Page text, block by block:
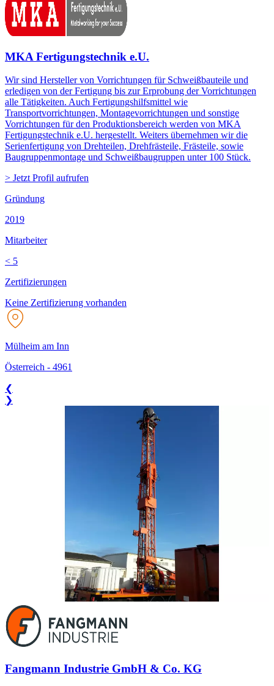
MKA Fertigungstechnik e.U.
Wir sind Hersteller von Vorrichtungen für Schweißbauteile und
erledigen von der Fertigung bis zur Erprobung der Vorrichtungen
alle Tätigkeiten. Auch Fertigungshilfsmittel wie
Transportvorrichtungen, Montagevorrichtungen und sonstige
Vorrichtungen für den Produktionsbereich werden von MKA
Fertigungstechnik e.U. hergestellt. Weiters übernehmen wir die
Serienfertigung von Drehteilen, Drehfrästeile, Frästeile, sowie
Baugruppenmontage und Schweißbaugruppen unter 100 Stück.
> Jetzt Profil aufrufen
Gründung
2019
Mitarbeiter
< 5
Zertifizierungen
Keine Zertifizierung vorhanden
Mülheim am Inn
Österreich - 4961
❮
❯
Fangmann Industrie GmbH & Co. KG